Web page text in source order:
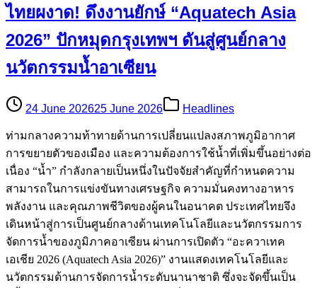
ไทยผงาด! ดึงงานยักษ์ “Aquatech Asia
2026” ปักหมุดกรุงเทพฯ ดันสู่ศูนย์กลาง
นวัตกรรมน้ำอาเซียน
24 June 202625 June 2026 Headlines
ท่ามกลางความท้าทายด้านการเปลี่ยนแปลงสภาพภูมิอากาศ
การขยายตัวของเมือง และความต้องการใช้น้ำที่เพิ่มขึ้นอย่างต่อ
เนื่อง “น้ำ” กำลังกลายเป็นหนึ่งในปัจจัยสำคัญที่กำหนดความ
สามารถในการแข่งขันทางเศรษฐกิจ ความมั่นคงทางอาหาร
พลังงาน และคุณภาพชีวิตของผู้คนในอนาคต ประเทศไทยจึง
เดินหน้าสู่การเป็นศูนย์กลางด้านเทคโนโลยีและนวัตกรรมการ
จัดการน้ำของภูมิภาคอาเซียน ผ่านการเปิดตัว “อะควาเทค
เอเชีย 2026 (Aquatech Asia 2026)” งานแสดงเทคโนโลยีและ
นวัตกรรมด้านการจัดการน้ำระดับนานาชาติ ซึ่งจะจัดขึ้นเป็น